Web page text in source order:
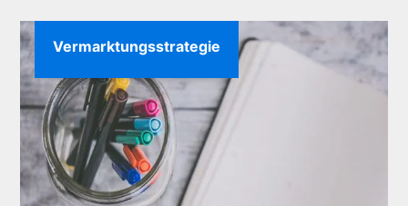
Vermarktungsstrategie